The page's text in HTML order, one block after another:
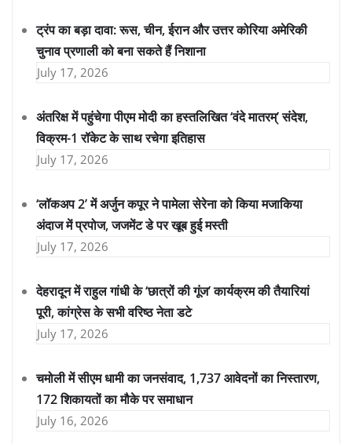
ट्रंप का बड़ा दावा: रूस, चीन, ईरान और उत्तर कोरिया अमेरिकी
चुनाव प्रणाली को बना सकते हैं निशाना
July 17, 2026
अंतरिक्ष में पहुंचेगा पीएम मोदी का हस्तलिखित ‘वंदे मातरम्’ संदेश,
विक्रम-1 रॉकेट के साथ रचेगा इतिहास
July 17, 2026
‘लॉकअप 2’ में अर्जुन कपूर ने पामेला सेरेना को किया मजाकिया
अंदाज में प्रपोज, जजमेंट डे पर खूब हुई मस्ती
July 17, 2026
देहरादून में राहुल गांधी के ‘छात्रों की गूंज’ कार्यक्रम की तैयारियां
पूरी, कांग्रेस के सभी वरिष्ठ नेता डटे
July 17, 2026
चमोली में सीएम धामी का जनसंवाद, 1,737 आवेदनों का निस्तारण,
172 शिकायतों का मौके पर समाधान
July 16, 2026